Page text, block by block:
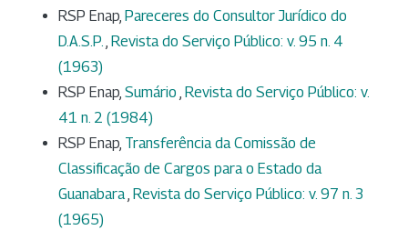
RSP Enap, Pareceres do Consultor Jurídico do
D.A.S.P. Revista do Serviço Público: v. 95 n. 4
(1963)
RSP Enap, Sumário Revista do Serviço Público: v.
41 n. 2 (1984)
RSP Enap, Transferência da Comissão de
Classificação de Cargos para o Estado da
Guanabara Revista do Serviço Público: v. 97 n. 3
(1965)